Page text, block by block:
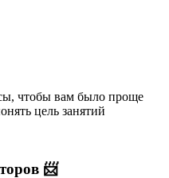
чтобы вам было проще
цель занятий
📨